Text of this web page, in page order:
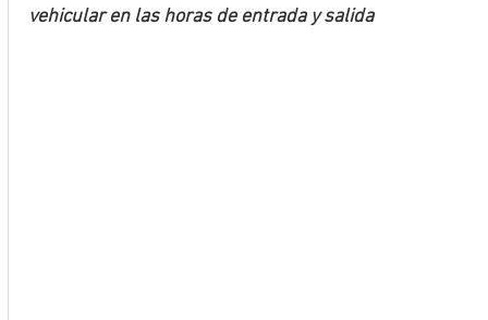
vehicular en las horas de entrada y salida